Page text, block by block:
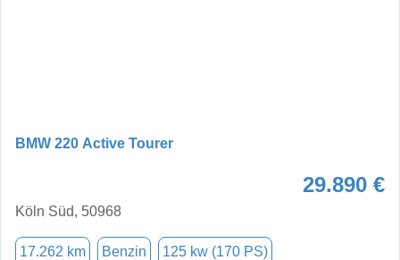
BMW 220 Active Tourer
29.890 €
Köln Süd, 50968
17.262 km Benzin 125 kw (170 PS)